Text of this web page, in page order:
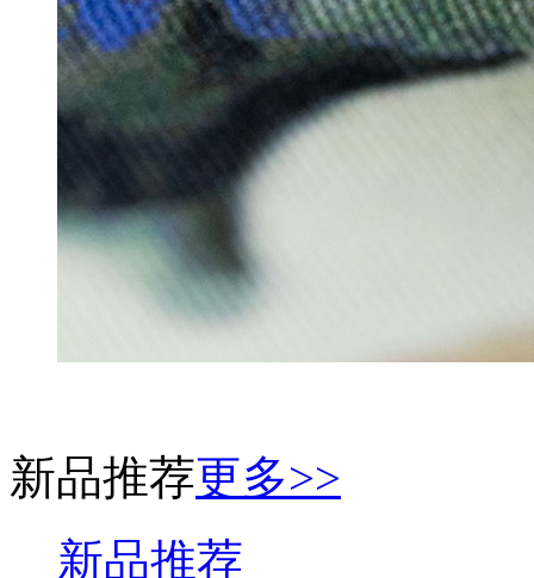
新品推荐更多>>
新品推荐